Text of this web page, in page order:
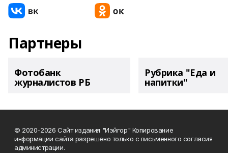
Партнеры
Фотобанк
журналистов РБ
Рубрика "Еда и
напитки"
© 2020-2026 Сайт издания "Иэйгор" Копирование
информации сайта разрешено только с письменного согласия
администрации.